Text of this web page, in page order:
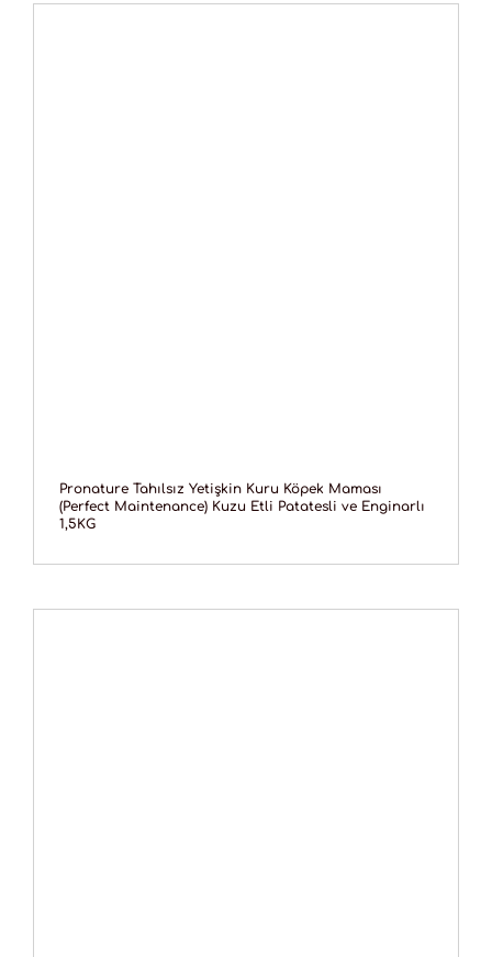
Pronature Tahılsız Yetişkin Kuru Köpek Maması
(Perfect Maintenance) Kuzu Etli Patatesli ve Enginarlı
1,5KG